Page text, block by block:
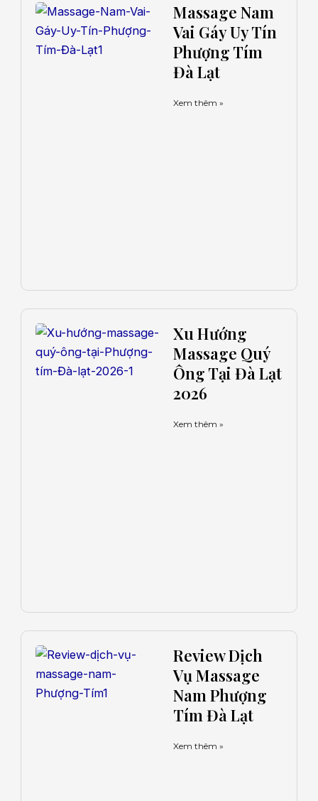
Massage Nam
Vai Gáy Uy Tín
Phượng Tím
Đà Lạt
Xem thêm »
Xu Hướng
Massage Quý
Ông Tại Đà Lạt
2026
Xem thêm »
Review Dịch
Vụ Massage
Nam Phượng
Tím Đà Lạt
Xem thêm »